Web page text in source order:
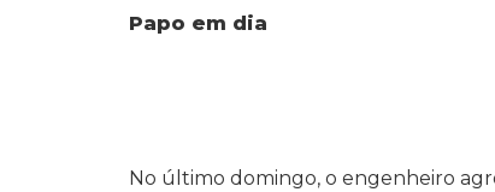
Papo em dia
No último domingo, o engenheiro